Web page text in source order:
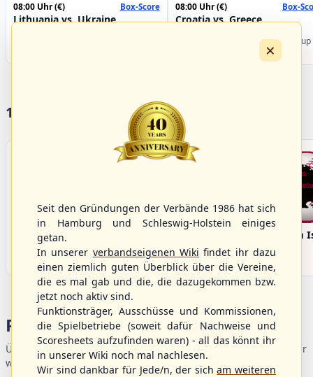
08:00 Uhr(€) Box-Score
Lithuania vs. Ukraine
08:00 Uhr(€) Box-
Croatia vs. Greece
Championship B Pool 2026 - Group
17 Vereine im S/HBV
Bargenstedt
Beavers
Fehmarn
Portalbereiche
Übersicht der Verbandsbereiche – wählen Sie einen Einstieg für
weiterführende Informationen.
×
Seit den Gründungen der Verbände 1986 hat sich
in Hamburg und Schleswig-Holstein einiges
getan.
In unserer verbandseigenen Wiki findet ihr dazu
einen ziemlich guten Überblick über die Vereine,
die es mal gab und die, die dazugekommen bzw.
jetzt noch aktiv sind.
Funktionsträger, Ausschüsse und Kommissionen,
die Spielbetriebe (soweit dafür Nachweise und
Scoresheets aufzufinden waren) - all das könnt ihr
in unserer Wiki noch mal nachlesen.
Wir sind dankbar für Jede/n, der sicham weiteren